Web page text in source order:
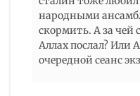
народными
скормить. А за чей
Аллах послал? Или
очередной сеанс